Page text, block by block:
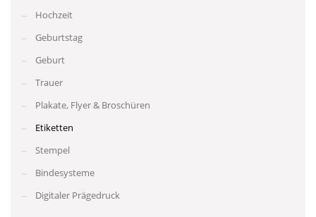
Hochzeit
Geburtstag
Geburt
Trauer
Plakate, Flyer & Broschüren
Etiketten
Stempel
Bindesysteme
Digitaler Prägedruck